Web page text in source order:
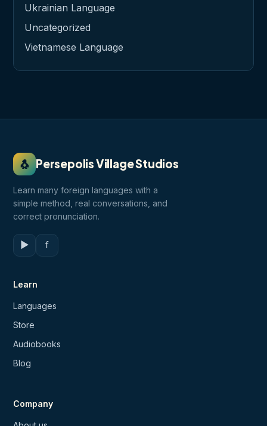
Ukrainian Language
Uncategorized
Vietnamese Language
🐧 Persepolis Village Studios
Learn many foreign languages with a
simple method, real conversations, and
correct pronunciation.
▶ f
Learn
Languages
Store
Audiobooks
Blog
Company